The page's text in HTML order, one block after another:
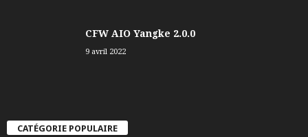
CFW AIO Yangke 2.0.0
9 avril 2022
CATÉGORIE POPULAIRE